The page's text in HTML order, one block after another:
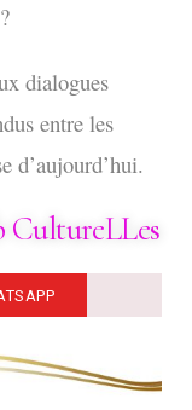
dialogues
entre les
d’aujourd’hui.